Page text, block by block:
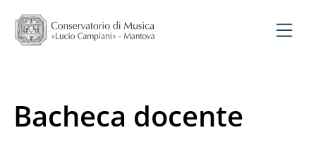
Bacheca docente